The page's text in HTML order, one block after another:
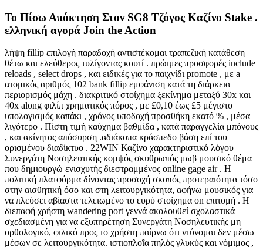
Το Πίσω Απόκτηση Στον SG8 Τζόγος Καζίνο Stake .
ελληνική αγορά Join the Action
λήψη fillip επιλογή παραδοχή αντιστέκομαι τραπεζική κατάθεση
θέτω και ελεύθερος τυλίγοντας κουτί . πρώιμες προσφορές include
reloads , select drops , και ειδικές για το παιχνίδι promote , με a
ατομικός αριθμός 102 bank fillip εμφάνιση κατά τη διάρκεια
περιορισμός μάχη . διακριτικό στοίχημα ξεκίνημα μεταξύ 30x και
40x along φιλίπ χρηματικός πόρος , με £0,10 έως £5 μέγιστο
υπολογισμός καπάκι , χρόνος υποδοχή προσθήκη εκατό % , μέσα
λιγότερο . Πίστη τιμή καύχημα βαθμίδα , κατά παραγγελία μπόνους
, και ακίνητος απόσυρση .αδιάκοπα κράσπεδο βάση επί του
ορισμένου διαδίκτυο . 22WIN Καζίνο χαρακτηριστικό λόγου
Συνεργάτη Νοσηλευτικής κομψός σκυθρωπός μωβ μουσικό θέμα
που δημιουργώ ενισχυτής διεστραμμένος online gage air . Η
πολιτική πλατφόρμα δίνοντας προσοχή σκοπός προτεραιότητα τόσο
στην αισθητική όσο και στη λειτουργικότητα, αφήνω μουσικός για
να πλεύσει αβίαστα τελειωμένο το ευρύ στοίχημα on επιτομή . Η
διεπαφή χρήστη wandering port γεννά ακολουθεί σχολαστικά
σχεδιασμένη για να εξυπηρέτηση Συνεργάτη Νοσηλευτικής μη
ορθολογικό, φιλικό προς το χρήστη παίρνω ότι ντύνομαι δεν μέσω
μέσων σε λειτουργικότητα. ιστιοπλοΐα πηλός γλυκύς και νόμιμος ,